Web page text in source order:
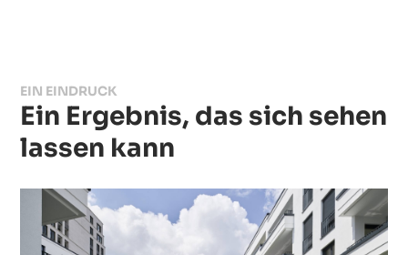
EIN EINDRUCK
Ein Ergebnis, das sich sehen
lassen kann